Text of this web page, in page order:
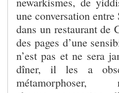
une conversation
dans un restaurant de
des pages d’une
n’est pas et ne sera
dîner, il les a
métamorphoser,